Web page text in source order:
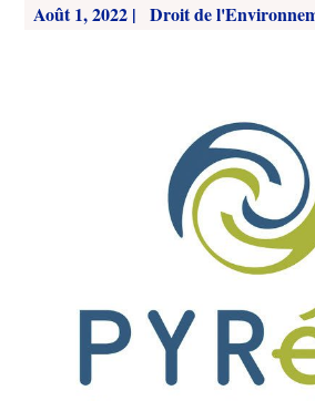
Août 1, 2022 | Droit de